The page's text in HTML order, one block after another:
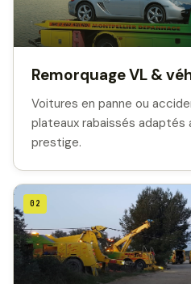
Remorquage VL &
Voitures en panne ou
plateaux rabaissés adaptés
prestige.
02